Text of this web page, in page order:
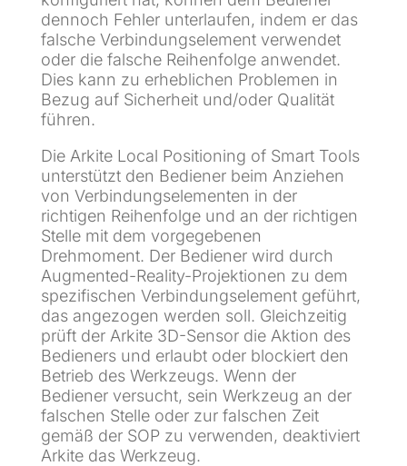
dennoch Fehler unterlaufen, indem er das
falsche Verbindungselement verwendet
oder die falsche Reihenfolge anwendet.
Dies kann zu erheblichen Problemen in
Bezug auf Sicherheit und/oder Qualität
führen.
Die Arkite Local Positioning of Smart Tools
unterstützt den Bediener beim Anziehen
von Verbindungselementen in der
richtigen Reihenfolge und an der richtigen
Stelle mit dem vorgegebenen
Drehmoment. Der Bediener wird durch
Augmented-Reality-Projektionen zu dem
spezifischen Verbindungselement geführt,
das angezogen werden soll. Gleichzeitig
prüft der Arkite 3D-Sensor die Aktion des
Bedieners und erlaubt oder blockiert den
Betrieb des Werkzeugs. Wenn der
Bediener versucht, sein Werkzeug an der
falschen Stelle oder zur falschen Zeit
gemäß der SOP zu verwenden, deaktiviert
Arkite das Werkzeug.